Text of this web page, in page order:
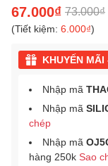
67.000₫ 73.000₫
(Tiết kiệm: 6.000₫)
KHUYẾN
Nhập mã
Nhập mã
chép
Nhập mã
hàng 250k Sao